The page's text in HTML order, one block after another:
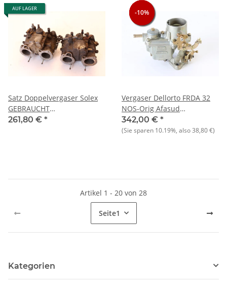
AUF LAGER
Satz Doppelvergaser Solex
GEBRAUCHT
Alfetta+Giulietta 2000 cc
261,80 € *
-10%
-10%
-10%
Vergaser Dellorto FRDA 32
NOS-Orig Afasud
1,2/1,3(A33)
342,00 € *
(Sie sparen 10.19%, also38,80 €)
Artikel 1 - 20 von 28
Seite1
Kategorien